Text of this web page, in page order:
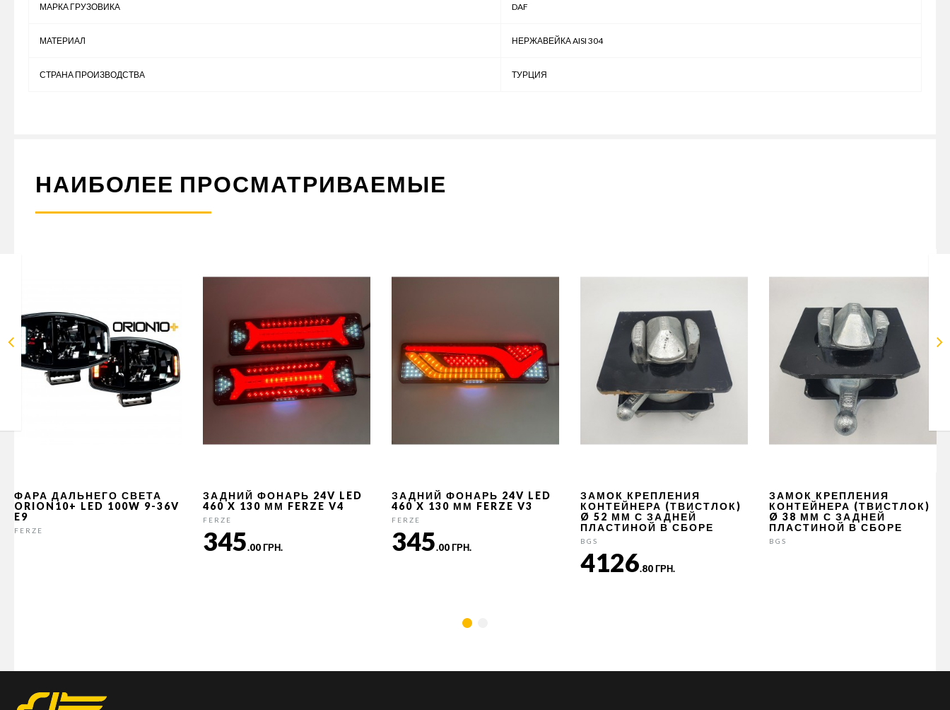
МАРКА ГРУЗОВИКА DAF
МАТЕРИАЛ НЕРЖАВЕЙКА AISI 304
СТРАНА ПРОИЗВОДСТВА ТУРЦИЯ
НАИБОЛЕЕ ПРОСМАТРИВАЕМЫЕ
ФАРА ДАЛЬНЕГО СВЕТА
ORION10+ LED 100W 9-36V
E9
FERZE
ЗАДНИЙ ФОНАРЬ 24V LED
460 X 130 ММ FERZE V4
FERZE
345.00 ГРН.
ЗАДНИЙ ФОНАРЬ 24V LED
460 X 130 ММ FERZE V3
FERZE
345.00 ГРН.
ЗАМОК КРЕПЛЕНИЯ
КОНТЕЙНЕРА (ТВИСТЛОК)
Ø 52 ММ С ЗАДНЕЙ
ПЛАСТИНОЙ В СБОРЕ
BGS
4126.80 ГРН.
ЗАМОК КРЕПЛЕНИЯ
КОНТЕЙНЕРА (ТВИСТЛОК)
Ø 38 ММ С ЗАДНЕЙ
ПЛАСТИНОЙ В СБОРЕ
BGS